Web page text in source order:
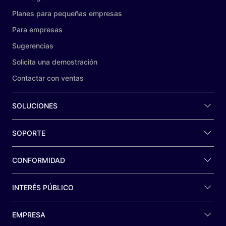
Planes para pequeñas empresas
Para empresas
Sugerencias
Solicita una demostración
Contactar con ventas
SOLUCIONES
SOPORTE
CONFORMIDAD
INTERÉS PÚBLICO
EMPRESA